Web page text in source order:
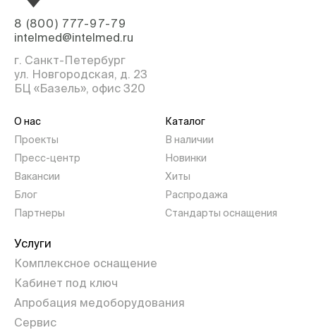
8 (800) 777-97-79
intelmed@intelmed.ru
г. Санкт-Петербург
ул. Новгородская, д. 23
БЦ «Базель», офис 320
О нас
Проекты
Пресс-центр
Вакансии
Блог
Партнеры
Каталог
В наличии
Новинки
Хиты
Распродажа
Стандарты оснащения
Услуги
Комплексное оснащение
Кабинет под ключ
Апробация медоборудования
Сервис